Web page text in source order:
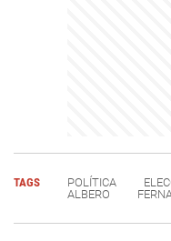
TAGS POLÍTICA
ALBERO